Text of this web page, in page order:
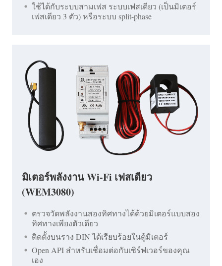
ใช้ได้กับระบบสามเฟส ระบบเฟสเดียว (เป็นมิเตอร์
เฟสเดียว 3 ตัว) หรือระบบ split-phase
มิเตอร์พลังงาน Wi-Fi เฟสเดียว
(WEM3080)
ตรวจวัดพลังงานสองทิศทางได้ด้วยมิเตอร์แบบสอง
ทิศทางเพียงตัวเดียว
ติดตั้งบนราง DIN ได้เรียบร้อยในตู้มิเตอร์
Open API สำหรับเชื่อมต่อกับเซิร์ฟเวอร์ของคุณ
เอง